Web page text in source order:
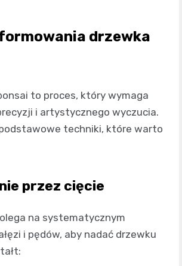
drzewka
to proces, który wymaga
i artystycznego wyczucia.
techniki, które warto
przez cięcie
na systematycznym
i pędów, aby nadać drzewku